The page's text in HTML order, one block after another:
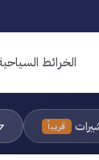
الخرائط
قريباً